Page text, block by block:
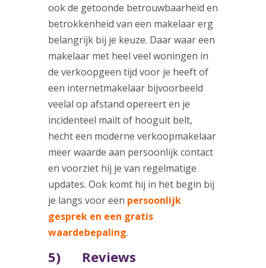
ook de getoonde betrouwbaarheid en
betrokkenheid van een makelaar erg
belangrijk bij je keuze. Daar waar een
makelaar met heel veel woningen in
de verkoopgeen tijd voor je heeft of
een internetmakelaar bijvoorbeeld
veelal op afstand opereert en je
incidenteel mailt of hooguit belt,
hecht een moderne verkoopmakelaar
meer waarde aan persoonlijk contact
en voorziet hij je van regelmatige
updates. Ook komt hij in het begin bij
je langs voor een persoonlijk
gesprek en een gratis
waardebepaling.
5) Reviews